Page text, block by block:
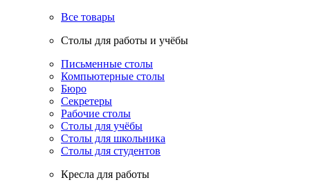
Все товары
Столы для работы и учёбы
Письменные столы
Компьютерные столы
Бюро
Секретеры
Рабочие столы
Столы для учёбы
Столы для школьника
Столы для студентов
Кресла для работы